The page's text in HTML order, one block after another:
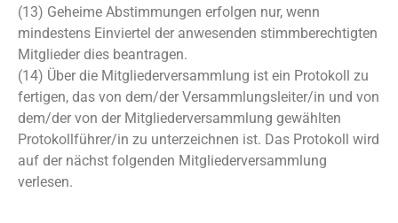
(13) Geheime Abstimmungen erfolgen nur, wenn
mindestens Einviertel der anwesenden stimmberechtigten
Mitglieder dies beantragen.
(14) Über die Mitgliederversammlung ist ein Protokoll zu
fertigen, das von dem/der Versammlungsleiter/in und von
dem/der von der Mitgliederversammlung gewählten
Protokollführer/in zu unterzeichnen ist. Das Protokoll wird
auf der nächst folgenden Mitgliederversammlung
verlesen.